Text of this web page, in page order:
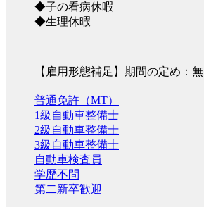
◆子の看病休暇
◆生理休暇
【雇用形態補足】期間の定め：無
普通免許（MT）
1級自動車整備士
2級自動車整備士
3級自動車整備士
自動車検査員
学歴不問
第二新卒歓迎